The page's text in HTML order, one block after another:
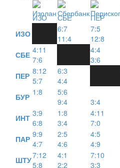
ИЗО СБЕ ПЕР
ИЗО
6:7
11:4
7:5
12:8
СБЕ 4:11
7:6
4:4
3:6
ПЕР 8:12
5:7
6:3
4:4
БУР 1:8
5:6
9:4
3:4
ИНТ 3:9
6:8
1:8
3:4
4:11
7:0
ПАР 9:9
4:7
2:5
4:6
4:5
4:9
ШТУ7:12
5:8
4:1
2:2
7:10
3:3